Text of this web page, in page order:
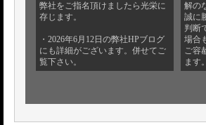
弊社をご指名頂けましたら光栄に
存じます。
・2026年6月12日の弊社HPブログ
にも詳細がございます。併せてご
覧下さい。
解の
誠に
判断
場合
ご容
ます